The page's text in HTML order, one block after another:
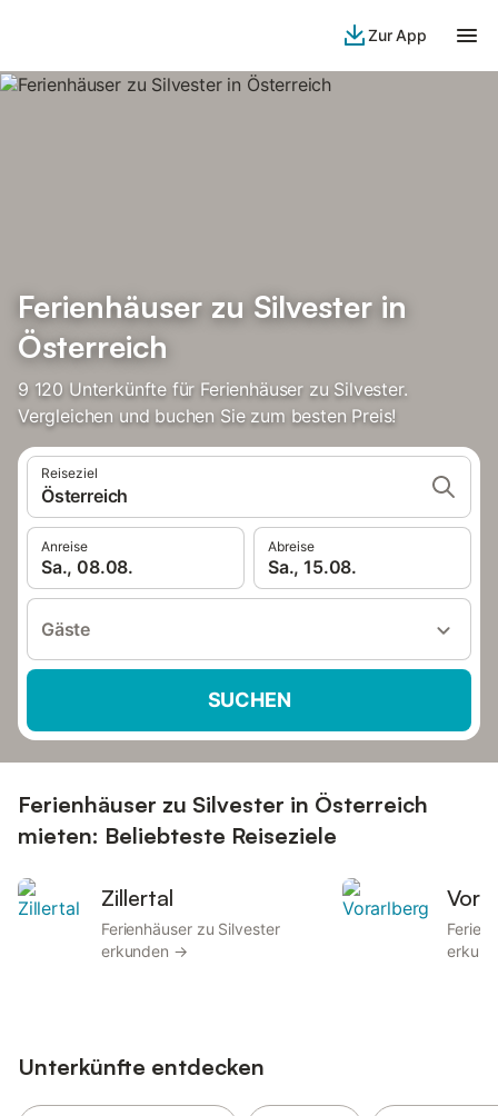
Zur App
Ferienhäuser zu Silvester in
Österreich
9 120 Unterkünfte für Ferienhäuser zu Silvester.
Vergleichen und buchen Sie zum besten Preis!
Reiseziel
Österreich
Anreise
Sa., 08.08.
Abreise
Sa., 15.08.
Gäste
SUCHEN
Ferienhäuser zu Silvester in Österreich
mieten: Beliebteste Reiseziele
Zillertal
Ferienhäuser zu Silvester
erkunden →
Unterkünfte entdecken